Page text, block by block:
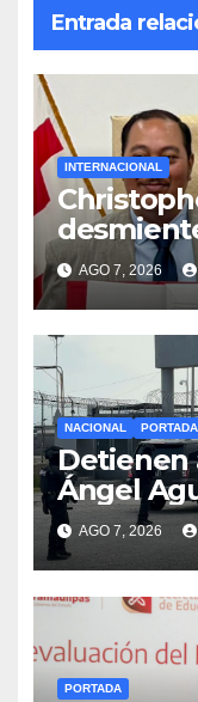
Entrada
INTERNACIONAL
Foreign
Islas
AGO 7, 2026
NACIONAL PORTADA
Detienen
Ángel
el caso
AGO 7, 2026
PORTADA